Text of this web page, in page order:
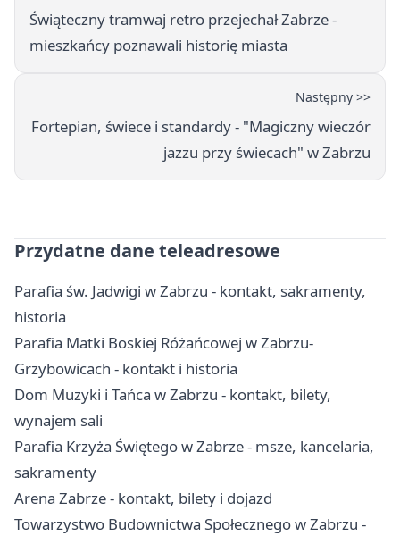
Świąteczny tramwaj retro przejechał Zabrze -
mieszkańcy poznawali historię miasta
Następny >>
Fortepian, świece i standardy - "Magiczny wieczór
jazzu przy świecach" w Zabrzu
Przydatne dane teleadresowe
Parafia św. Jadwigi w Zabrzu - kontakt, sakramenty,
historia
Parafia Matki Boskiej Różańcowej w Zabrzu-
Grzybowicach - kontakt i historia
Dom Muzyki i Tańca w Zabrzu - kontakt, bilety,
wynajem sali
Parafia Krzyża Świętego w Zabrze - msze, kancelaria,
sakramenty
Arena Zabrze - kontakt, bilety i dojazd
Towarzystwo Budownictwa Społecznego w Zabrzu -